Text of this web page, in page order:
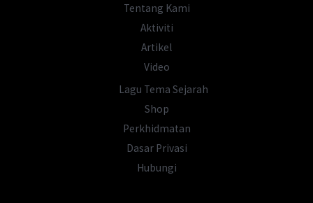
Tentang Kami
Aktiviti
Artikel
Video
Lagu Tema Sejarah
Shop
Perkhidmatan
Dasar Privasi
Hubungi